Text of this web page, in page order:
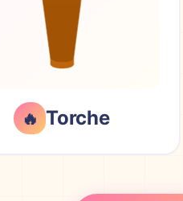
🔥 Torche